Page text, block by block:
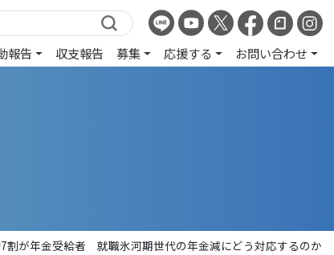
報告 収支報告 募集 応援する お問い合わせ
が年金受給者 就職氷河期世代の年金減にどう対応するのか